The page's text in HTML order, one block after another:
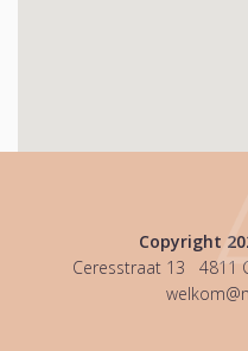
Copyright
Ceresstraat 13 4811